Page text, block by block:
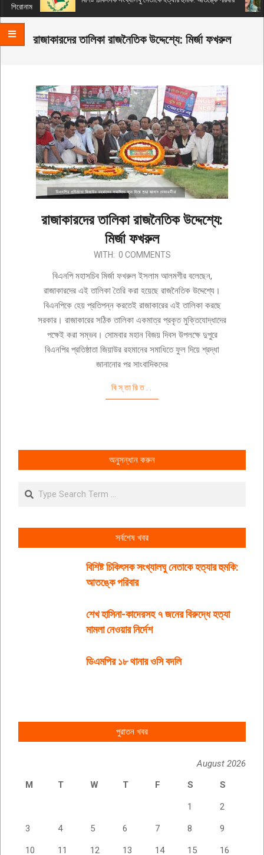
শিরোনাম
রাজাকারদের তালিকা রাজনৈতিক উদ্দেশ্যে: মির্জা ফখরুল
রাজাকারদের তালিকা রাজনৈতিক উদ্দেশ্যে:
মির্জা ফখরুল
WITH: 0 COMMENTS
বিএনপি মহাসচিব মির্জা ফখরুল ইসলাম আলমগীর বলেছেন,
রাজাকারদের এই তালিকা তৈরি করা হয়েছে রাজনৈতিক উদ্দেশ্যে।
বিএনপিকে হেয় প্রতিপন্ন করতেই রাজাকারের এই তালিকা করছে
সরকার। রাজাকারের সঠিক তালিকা একমাত্র প্রকৃত মুক্তিযোদ্ধাদের
পক্ষেই করা সম্ভব। সোমবার মহান বিজয় দিবস উপলক্ষে দুপুরে
বিএনপির প্রতিষ্ঠাতা জিয়াউর রহমানের সমাধিতে ফুল দিয়ে শ্রদ্ধা
জানানোর পর সাংবাদিকদের
বিস্তারিত..
অনুসন্ধান করুন
Search
সর্বশেষ খবর
বিশিষ্ট চিকিৎসক সংখ্যালঘু নেতাকে হত্যার হুমকি:
আতঙ্কে পরিবার
শেখ হাসিনা-কাদেরসহ ৭ জনের বিরুদ্ধে হত্যা
মামলা নেওয়ার নির্দেশ
ডিএমপির ১৮ থানার ওসি বদলি
পুরাতন খবর
August 2026
M
T W T F S S
1 2
3 4 5 6 7 8 9
10 11 12 13 14 15 16